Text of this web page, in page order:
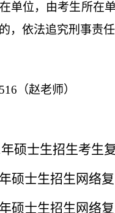
单位，由考生所在
，依法追究刑事责
（赵老师）
年硕士生招生考生
年硕士生招生网络
年硕士生招生网络